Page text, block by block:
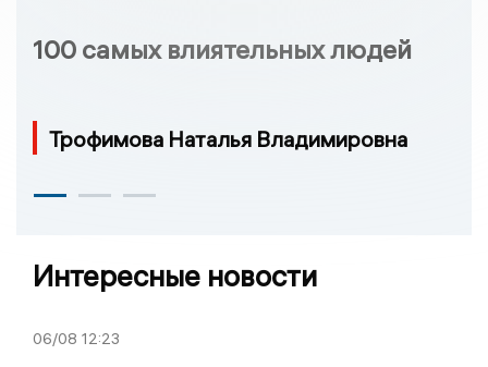
100 самых влиятельных людей
Трофимова Наталья Владимировна
Интересные новости
06/08 12:23